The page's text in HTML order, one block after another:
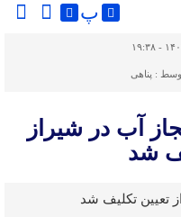
پ
: پناهی
آب در شیراز
شد